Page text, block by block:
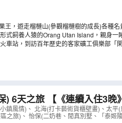
王，遊走榴槤山(參觀榴槤樹的成長)各種
水果。 *榴槤及水果品種會視乎季節及產
式飼養人猿的Orang Utan Island，親身
車站，到訪百年歷史的客家礦工俱樂部「
) 6天之旅 【《連續入住3
- 螃蟹兩味海鮮餐、秘製
鎮風情)、 北海(打卡藝術貨櫃壁畫)、太
之旅)、 怡保(二奶巷、閒真別墅、「泰姬